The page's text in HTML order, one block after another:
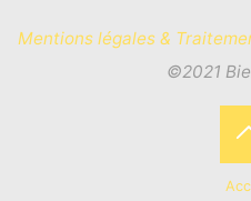
Mentions légales &
©2021